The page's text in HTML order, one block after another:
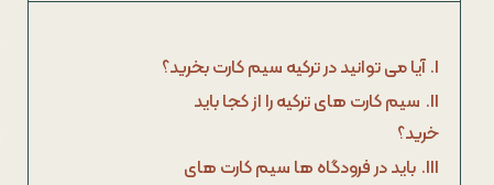
I. آیا می توانید در ترکیه سیم کارت بخرید؟
II. سیم کارت های ترکیه را از کجا باید
خرید؟
III. باید در فرودگاه ها سیم کارت های